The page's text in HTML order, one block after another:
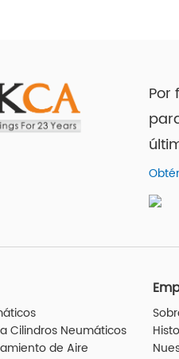
Por
Cilindros Neumáticos
de Aire